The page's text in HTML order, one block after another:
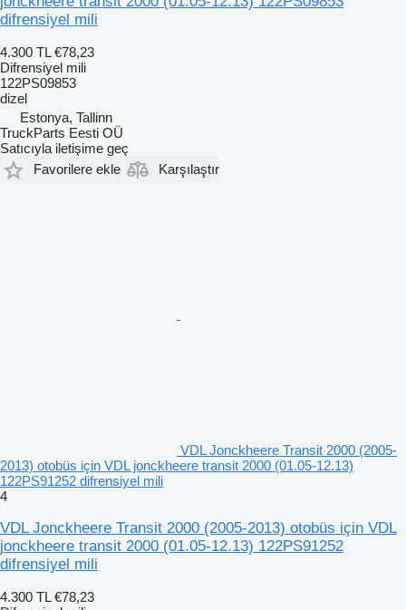
difrensiyel mili
4.300 TL €78,23
Difrensiyel mili
122PS09853
dizel
Estonya, Tallinn
TruckParts Eesti OÜ
Satıcıyla iletişime geç
Favorilere ekle
Karşılaştır
VDL Jonckheere Transit 2000 (2005-
2013) otobüs için VDL jonckheere transit 2000 (01.05-12.13)
122PS91252 difrensiyel mili
4
VDL Jonckheere Transit 2000 (2005-2013) otobüs için VDL
jonckheere transit 2000 (01.05-12.13) 122PS91252
difrensiyel mili
4.300 TL €78,23